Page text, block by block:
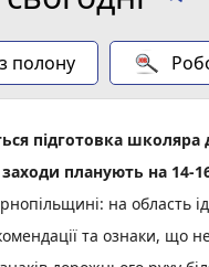
полону
підготовка
планують на 14-
на область
та ознаки, що